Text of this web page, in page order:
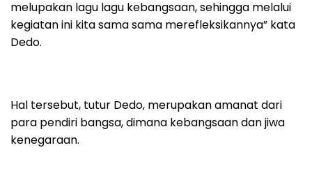
melupakan lagu lagu kebangsaan, sehingga melalui
kegiatan ini kita sama sama merefleksikannya” kata
Dedo.
Hal tersebut, tutur Dedo, merupakan amanat dari
para pendiri bangsa, dimana kebangsaan dan jiwa
kenegaraan.